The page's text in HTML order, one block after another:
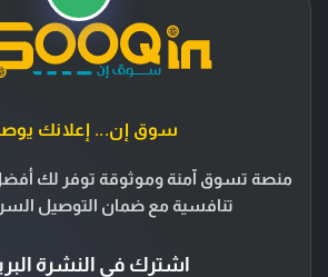
سوق إن... إعلانك
منصة تسوق آمنة وموثوقة توفر لك
تنافسية مع ضمان التوصيل
اشترك في النشرة